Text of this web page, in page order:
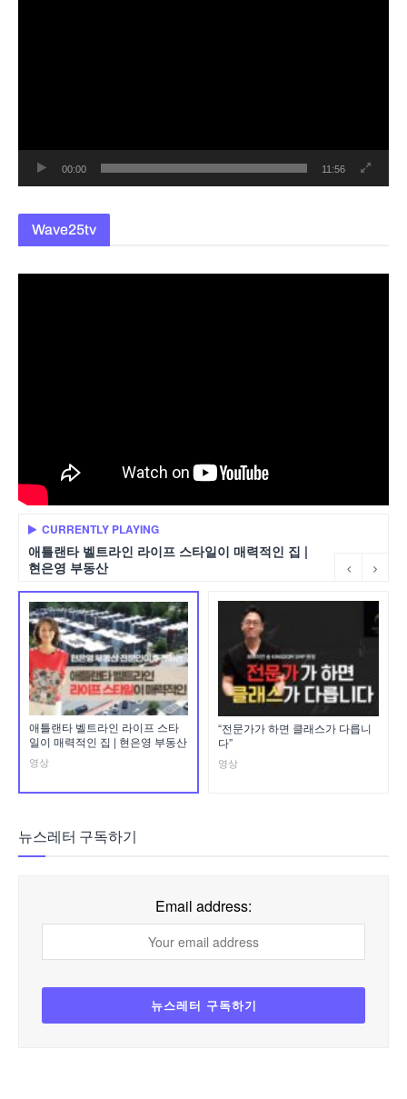
00:00 11:56
Wave25tv
CURRENTLY PLAYING
애틀랜타 벨트라인 라이프 스타일이 매력적인 집 |
현은영 부동산
애틀랜타 벨트라인 라이프 스타
일이 매력적인 집 | 현은영 부동산
영상
“전문가가 하면 클래스가 다릅니
다”
영상
뉴스레터 구독하기
Email address: